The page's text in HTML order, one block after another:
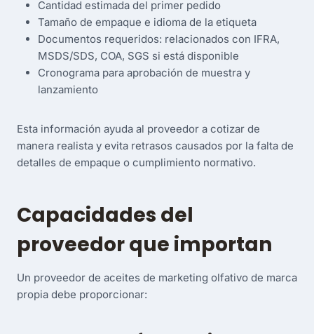
Cantidad estimada del primer pedido
Tamaño de empaque e idioma de la etiqueta
Documentos requeridos: relacionados con IFRA,
MSDS/SDS, COA, SGS si está disponible
Cronograma para aprobación de muestra y
lanzamiento
Esta información ayuda al proveedor a cotizar de
manera realista y evita retrasos causados por la falta de
detalles de empaque o cumplimiento normativo.
Capacidades del
proveedor que importan
Un proveedor de aceites de marketing olfativo de marca
propia debe proporcionar: